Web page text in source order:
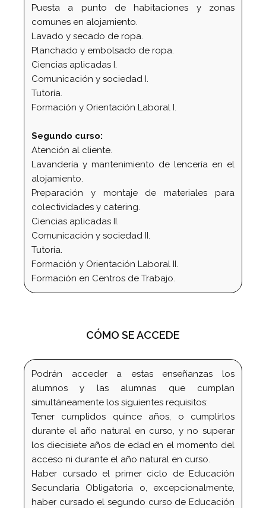
Puesta a punto de habitaciones y zonas
comunes en alojamiento.
Lavado y secado de ropa.
Planchado y embolsado de ropa.
Ciencias aplicadas I.
Comunicación y sociedad I.
Tutoría.
Formación y Orientación Laboral I.
Segundo curso:
Atención al cliente.
Lavandería y mantenimiento de lencería en el
alojamiento.
Preparación y montaje de materiales para
colectividades y catering.
Ciencias aplicadas II.
Comunicación y sociedad II.
Tutoría.
Formación y Orientación Laboral II.
Formación en Centros de Trabajo.
CÓMO SE ACCEDE
Podrán acceder a estas enseñanzas los
alumnos y las alumnas que cumplan
simultáneamente los siguientes requisitos:
Tener cumplidos quince años, o cumplirlos
durante el año natural en curso, y no superar
los diecisiete años de edad en el momento del
acceso ni durante el año natural en curso.
Haber cursado el primer ciclo de Educación
Secundaria Obligatoria o, excepcionalmente,
haber cursado el segundo curso de Educación